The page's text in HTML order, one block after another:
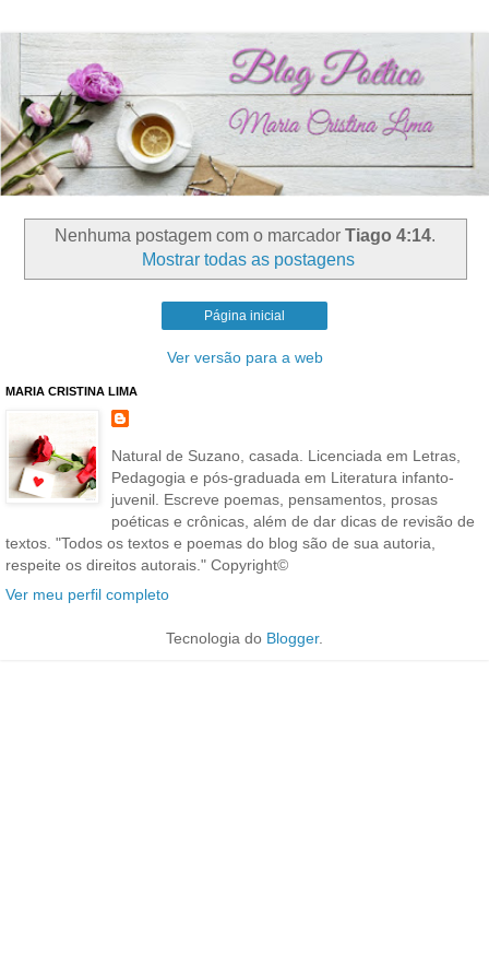
Nenhuma postagem com o marcador Tiago 4:14.
Mostrar todas as postagens
Página inicial
Ver versão para a web
MARIA CRISTINA LIMA
Natural de Suzano, casada. Licenciada em Letras,
Pedagogia e pós-graduada em Literatura infanto-
juvenil. Escreve poemas, pensamentos, prosas
poéticas e crônicas, além de dar dicas de revisão de
textos. "Todos os textos e poemas do blog são de sua autoria,
respeite os direitos autorais." Copyright©
Ver meu perfil completo
Tecnologia do Blogger.